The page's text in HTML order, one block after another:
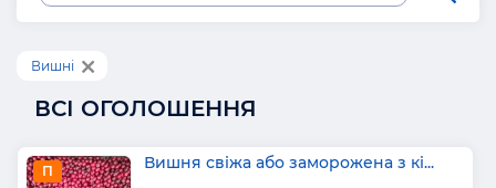
Вишні
ВСІ ОГОЛОШЕННЯ
П Вишня свіжа або заморожена з кі...